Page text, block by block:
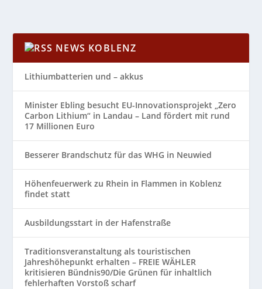
NEWS KOBLENZ
Lithiumbatterien und – akkus
Minister Ebling besucht EU-Innovationsprojekt „Zero
Carbon Lithium“ in Landau – Land fördert mit rund
17 Millionen Euro
Besserer Brandschutz für das WHG in Neuwied
Höhenfeuerwerk zu Rhein in Flammen in Koblenz
findet statt
Ausbildungsstart in der Hafenstraße
Traditionsveranstaltung als touristischen
Jahreshöhepunkt erhalten – FREIE WÄHLER
kritisieren Bündnis90/Die Grünen für inhaltlich
fehlerhaften Vorstoß scharf